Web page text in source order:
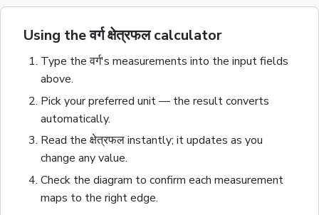
Using the वर्ग क्षेत्रफल calculator
Type theवर्ग's measurements into the input fields
above.
Pick your preferred unit — the result converts
automatically.
Read the क्षेत्रफलinstantly; it updates as you
change any value.
Check the diagram to confirm each measurement
maps to the right edge.